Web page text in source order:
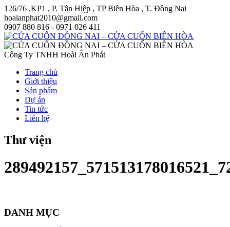
126/76 ,KP1 , P. Tân Hiệp , TP Biên Hòa , T. Đồng Nai
hoaianphat2010@gmail.com
0907 880 816 - 0971 026 411
Công Ty TNHH Hoài Ân Phát
Trang chủ
Giới thiệu
Sản phẩm
Dự án
Tin tức
Liên hệ
Thư viện
DANH MỤC